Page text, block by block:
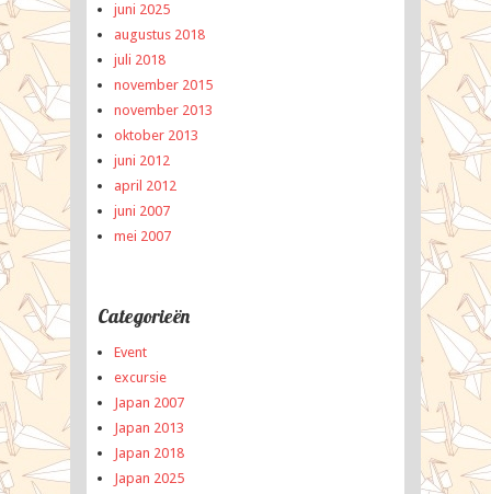
juni 2025
augustus 2018
juli 2018
november 2015
november 2013
oktober 2013
juni 2012
april 2012
juni 2007
mei 2007
Categorieën
Event
excursie
Japan 2007
Japan 2013
Japan 2018
Japan 2025